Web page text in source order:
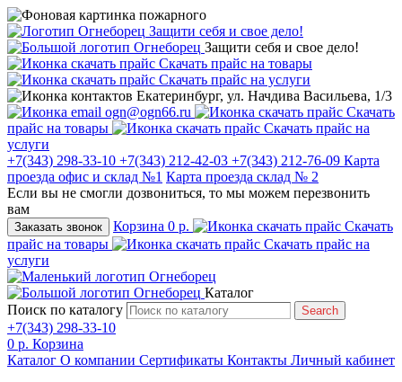
Защити себя и свое дело!
Защити себя и свое дело!
Скачать прайс на товары
Скачать прайс на услуги
Екатеринбург, ул. Начдива Васильева, 1/3
ogn@ogn66.ru
Скачать
прайс на товары
Скачать прайс на
услуги
+7(343) 298-33-10 +7(343) 212-42-03 +7(343) 212-76-09 Карта
проезда офис и склад №1 Карта проезда склад № 2
Если вы не смогли дозвониться, то мы можем перезвонить
вам
Заказать звонок Корзина 0 р.
Скачать
прайс на товары
Скачать прайс на
услуги
Каталог
Поиск по каталогу
Search
+7(343) 298-33-10
0 р. Корзина
Каталог О компании Сертификаты Контакты Личный кабинет